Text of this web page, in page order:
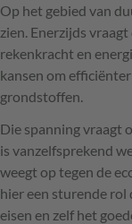
Op het gebied van
zien. Enerzijds
rekenkracht en
kansen om
grondstoffen.
Die spanning vraagt
is vanzelfsprekend
weegt op tegen de
hier een sturende
eisen en zelf het